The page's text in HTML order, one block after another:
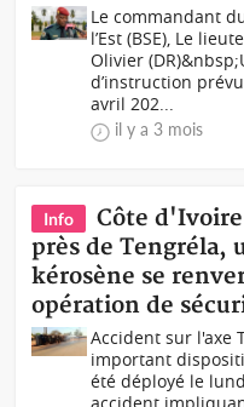
Le commandant
l’Est (BSE), Le
Olivier
d’instruction
avril 202...
il y a 3 mois
Info
Côte
près de Tengréla,
kérosène se
opération de
Accident sur l'axe
important
été déployé le